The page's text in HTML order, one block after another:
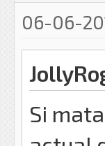
06-06-
Si